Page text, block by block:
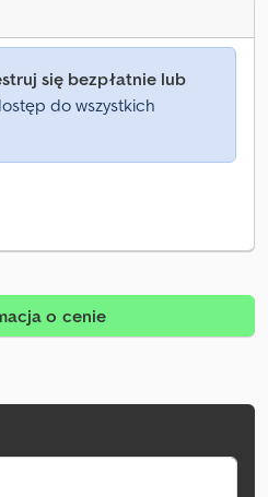
się bezpłatnie lub
do wszystkich
o cenie